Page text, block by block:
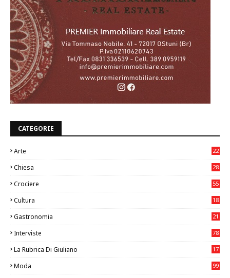
CATEGORIE
Arte
22
Chiesa
28
Crociere 55
Cultura
18
Gastronomia
21
Interviste 78
La Rubrica Di Giuliano
17
Moda 99